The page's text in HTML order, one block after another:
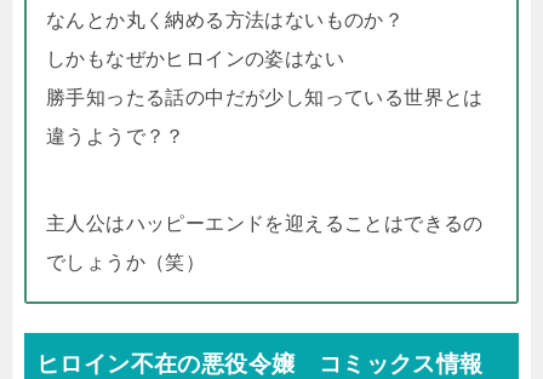
なんとか丸く納める方法はないものか？
しかもなぜかヒロインの姿はない
勝手知ったる話の中だが少し知っている世界とは
違うようで？？
主人公はハッピーエンドを迎えることはできるの
でしょうか（笑）
ヒロイン不在の悪役令嬢 コミックス情報